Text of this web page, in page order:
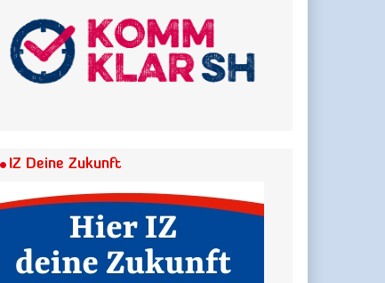
IZ Deine Zukunft